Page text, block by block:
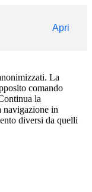
Apri
La
comando
la
navigazione in
diversi da quelli